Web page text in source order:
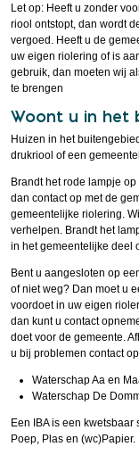
Let op: Heeft u zonder
riool ontstopt, dan wordt
vergoed. Heeft u de
uw eigen riolering of is
gebruik, dan moeten wij
te brengen
Woont u in het
Huizen in het
drukriool of een
Brandt het rode lampje
dan contact op met de
gemeentelijke riolering.
verhelpen. Brandt het
in het gemeentelijke deel
Bent u aangesloten op
of niet weg? Dan moet u
voordoet in uw eigen
dan kunt u contact
doet voor de gemeente.
u bij problemen contact
Waterschap Aa en
Waterschap De
Een IBA is een kwetsbaar
Poep, Plas en (wc)Papier.